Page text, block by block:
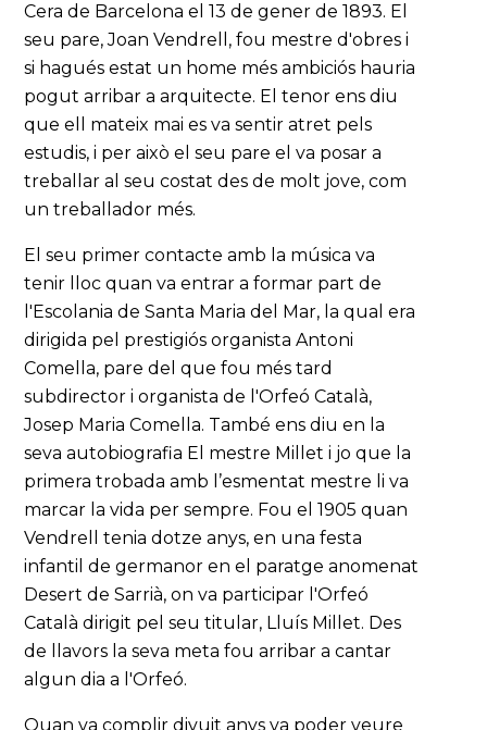
Cera de Barcelona el 13 de gener de 1893. El
seu pare, Joan Vendrell, fou mestre d'obres i
si hagués estat un home més ambiciós hauria
pogut arribar a arquitecte. El tenor ens diu
que ell mateix mai es va sentir atret pels
estudis, i per això el seu pare el va posar a
treballar al seu costat des de molt jove, com
un treballador més.
El seu primer contacte amb la música va
tenir lloc quan va entrar a formar part de
l'Escolania de Santa Maria del Mar, la qual era
dirigida pel prestigiós organista Antoni
Comella, pare del que fou més tard
subdirector i organista de l'Orfeó Català,
Josep Maria Comella. També ens diu en la
seva autobiografia El mestre Millet i jo que la
primera trobada amb l’esmentat mestre li va
marcar la vida per sempre. Fou el 1905 quan
Vendrell tenia dotze anys, en una festa
infantil de germanor en el paratge anomenat
Desert de Sarrià, on va participar l'Orfeó
Català dirigit pel seu titular, Lluís Millet. Des
de llavors la seva meta fou arribar a cantar
algun dia a l'Orfeó.
Quan va complir divuit anys va poder veure